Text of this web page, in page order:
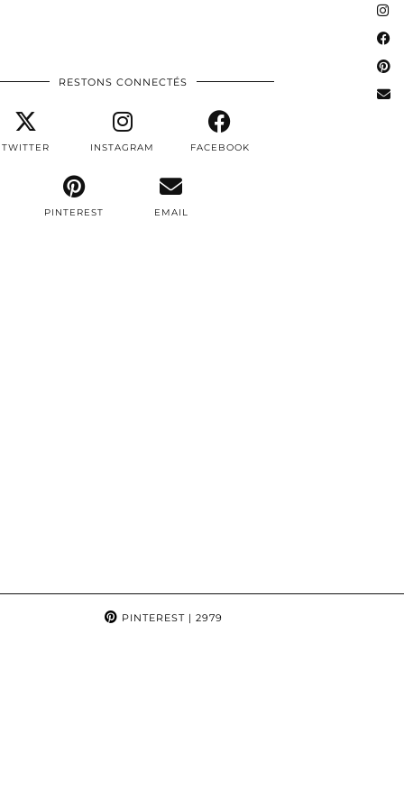
RESTONS CONNECTÉS
TWITTER INSTAGRAM FACEBOOK
PINTEREST EMAIL
PINTEREST| 2979